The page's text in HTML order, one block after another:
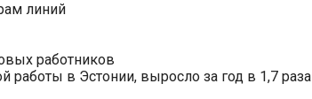
линий
работников
работы в Эстонии, выросло за год в 1,7 раза